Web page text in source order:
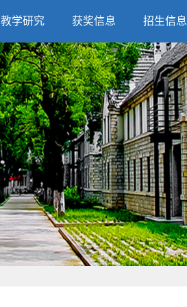
教学研究 获奖信息 招生信息